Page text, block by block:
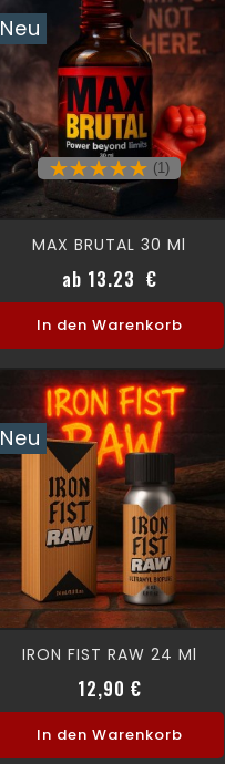
Neu
(1)
MAX BRUTAL 30 Ml
ab 13.23 €Preis
In den Warenkorb
Neu
IRON FIST RAW 24 Ml
12,90 €Preis
In den Warenkorb